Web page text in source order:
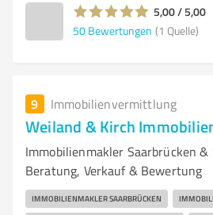
5,00 / 5,00
50 Bewertungen (1 Quelle)
9 Immobilienvermittlung
Weiland & Kirch
Immobilienmakler Saarbrücken &
Beratung, Verkauf & Bewertung
IMMOBILIENMAKLER SAARBRÜCKEN